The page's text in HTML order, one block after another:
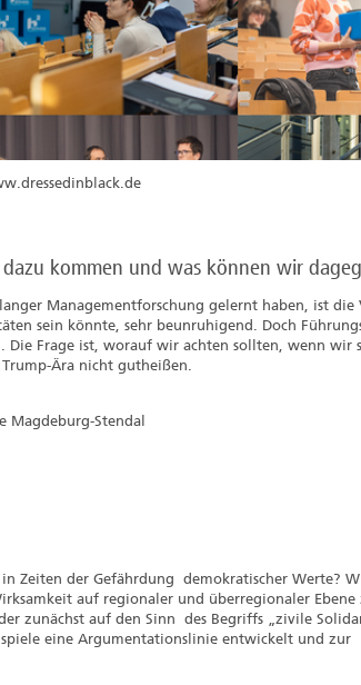
kommen und was können wir
Managementforschung gelernt haben, ist die
sein könnte, sehr beunruhigend. Doch
Frage ist, worauf wir achten sollten, wenn wir
Ära nicht gutheißen.
Magdeburg-Stendal
Zeiten der Gefährdung demokratischer Werte?
auf regionaler und überregionaler Ebene
zunächst auf den Sinn des Begriffs „zivile
eine Argumentationslinie entwickelt und zur